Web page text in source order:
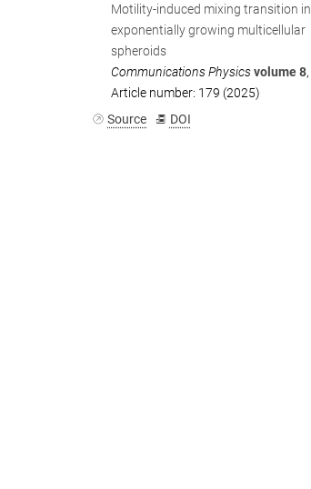
Motility-induced mixing transition in
exponentially growing multicellular
spheroids
Communications Physicsvolume 8,
Article number: 179 (2025)
Source
DOI